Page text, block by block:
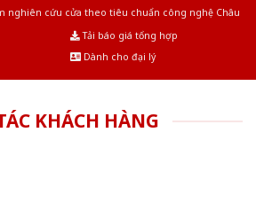
nghiên cứu cửa theo tiêu chuẩn công nghệ Châu
Tải báo giá tổng hợp
Dành cho đại lý
KHÁCH HÀNG